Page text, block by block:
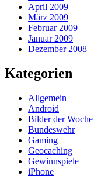
April 2009
März 2009
Februar 2009
Januar 2009
Dezember 2008
Kategorien
Allgemein
Android
Bilder der Woche
Bundeswehr
Gaming
Geocaching
Gewinnspiele
iPhone